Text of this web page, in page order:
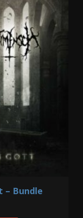
– Bundle